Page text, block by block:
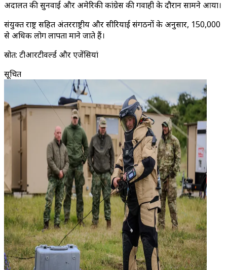
अदालत की सुनवाई और अमेरिकी कांग्रेस की गवाही के दौरान सामने आया।
संयुक्त राष्ट्र सहित अंतरराष्ट्रीय और सीरियाई संगठनों के अनुसार, 150,000
से अधिक लोग लापता माने जाते हैं।
स्रोत: टीआरटीवर्ल्ड और एजेंसियां
सूचित